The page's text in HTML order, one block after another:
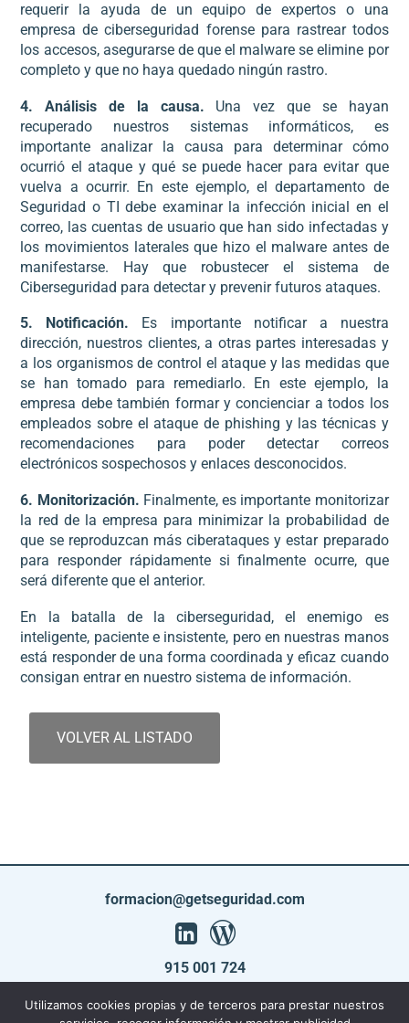
requerir la ayuda de un equipo de expertos o una
empresa de ciberseguridad forense para rastrear todos
los accesos, asegurarse de que el malware se elimine por
completo y que no haya quedado ningún rastro.
4. Análisis de la causa. Una vez que se hayan
recuperado nuestros sistemas informáticos, es
importante analizar la causa para determinar cómo
ocurrió el ataque y qué se puede hacer para evitar que
vuelva a ocurrir. En este ejemplo, el departamento de
Seguridad o TI debe examinar la infección inicial en el
correo, las cuentas de usuario que han sido infectadas y
los movimientos laterales que hizo el malware antes de
manifestarse. Hay que robustecer el sistema de
Ciberseguridad para detectar y prevenir futuros ataques.
5. Notificación. Es importante notificar a nuestra
dirección, nuestros clientes, a otras partes interesadas y
a los organismos de control el ataque y las medidas que
se han tomado para remediarlo. En este ejemplo, la
empresa debe también formar y concienciar a todos los
empleados sobre el ataque de phishing y las técnicas y
recomendaciones para poder detectar correos
electrónicos sospechosos y enlaces desconocidos.
6. Monitorización. Finalmente, es importante monitorizar
la red de la empresa para minimizar la probabilidad de
que se reproduzcan más ciberataques y estar preparado
para responder rápidamente si finalmente ocurre, que
será diferente que el anterior.
En la batalla de la ciberseguridad, el enemigo es
inteligente, paciente e insistente, pero en nuestras manos
está responder de una forma coordinada y eficaz cuando
consigan entrar en nuestro sistema de información.
VOLVER AL LISTADO
formacion@getseguridad.com
915 001 724
Utilizamos cookies propias y de terceros para prestar nuestros